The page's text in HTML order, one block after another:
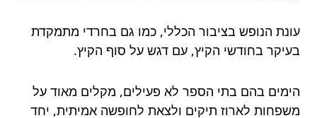
עונת הנופש בציבור הכללי, כמו גם בחרדי מתמקדת
בעיקר בחודשי הקיץ, עם דגש על סוף הקיץ.
הימים בהם בתי הספר לא פעילים, מקלים מאוד על
משפחות לארוז תיקים ולצאת לחופשה אמיתית, יחד